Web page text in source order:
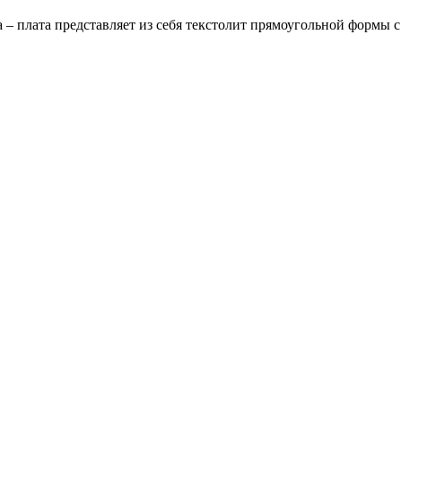
плата представляет из себя текстолит прямоугольной формы с